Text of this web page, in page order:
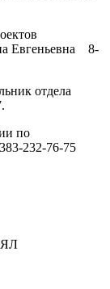
Евгеньевна 8-
отдела
по
232-76-75
ЯЛ